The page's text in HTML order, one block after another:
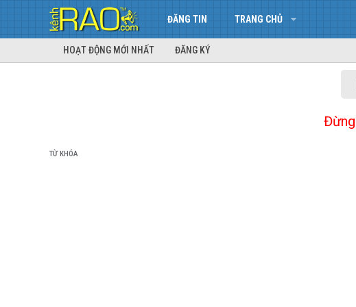
ĐĂNG TIN TRANG CHỦ
HOẠT ĐỘNG MỚI NHẤT ĐĂNG KÝ
TỪ KHÓA